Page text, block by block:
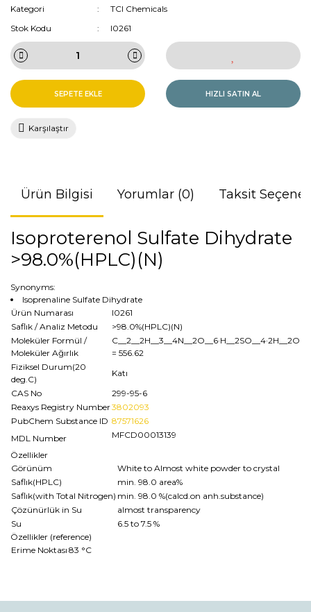
Kategori
TCI Chemicals
Stok Kodu
I0261
SEPETE EKLE HIZLI SATIN AL
Karşılaştır
Ürün Bilgisi Yorumlar (0) Taksit
Isoproterenol Sulfate Dihydrate
>98.0%(HPLC)(N)
Synonyms:
Isoprenaline Sulfate Dihydrate
Ürün Numarası
I0261
Saflık / Analiz Metodu
>98.0%(HPLC)(N)
Moleküler Formül /
Moleküler Ağırlık
C__2__2H__3__4N__2O__6·H__2SO__4·2H__2O
= 556.62
Fiziksel Durum(20
deg.C)
Katı
CAS No
299-95-6
Reaxys Registry Number3802093
PubChem Substance ID 87571626
MDL Number
MFCD00013139
Özellikler
Görünüm
White to Almost white powder to crystal
Saflık(HPLC)
min. 98.0 area%
Saflık(with Total Nitrogen) min. 98.0 %(calcd.on anh.substance)
Çözünürlük in Su
almost transparency
Su
6.5 to 7.5 %
Özellikler (reference)
Erime Noktası 83 °C
konularda yetersiz gördüğünüz noktaları öneri formunu